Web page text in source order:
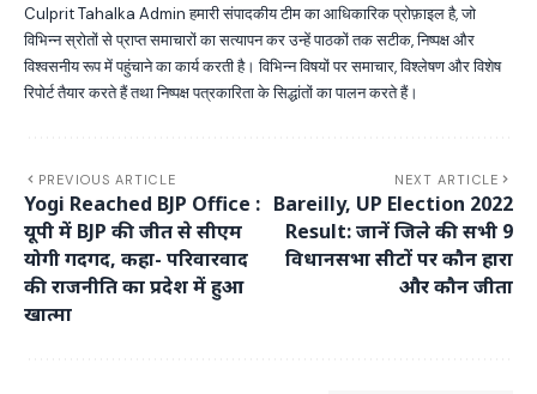
Culprit Tahalka Admin हमारी संपादकीय टीम का आधिकारिक प्रोफ़ाइल है, जो
विभिन्न स्रोतों से प्राप्त समाचारों का सत्यापन कर उन्हें पाठकों तक सटीक, निष्पक्ष और
विश्वसनीय रूप में पहुंचाने का कार्य करती है। विभिन्न विषयों पर समाचार, विश्लेषण और विशेष
रिपोर्ट तैयार करते हैं तथा निष्पक्ष पत्रकारिता के सिद्धांतों का पालन करते हैं।
PREVIOUS ARTICLE
Yogi Reached BJP Office :
यूपी में BJP की जीत से सीएम
योगी गदगद, कहा- परिवारवाद
की राजनीति का प्रदेश में हुआ
खात्मा
NEXT ARTICLE
Bareilly, UP Election 2022
Result: जानें जिले की सभी 9
विधानसभा सीटों पर कौन हारा
और कौन जीता